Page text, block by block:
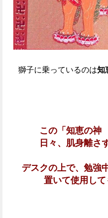
獅子に乗っているのは知
この「 知恵の神
日々、肌身離さ
デスクの上で、勉強
置いて使用して